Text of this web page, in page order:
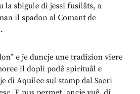
la sbigule di jessi fusilâts, a
il spadon al Comant de
e je duncje une tradizion viere
il dopli podê spirituâl e
di Aquilee sul stamp dal Sacri